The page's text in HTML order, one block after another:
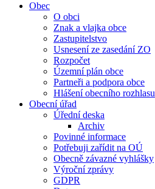
Obec
O obci
Znak a vlajka obce
Zastupitelstvo
Usnesení ze zasedání ZO
Rozpočet
Územní plán obce
Partneři a podpora obce
Hlášení obecního rozhlasu
Obecní úřad
Úřední deska
Archiv
Povinné informace
Potřebuji zařídit na OÚ
Obecně závazné vyhlášky
Výroční zprávy
GDPR